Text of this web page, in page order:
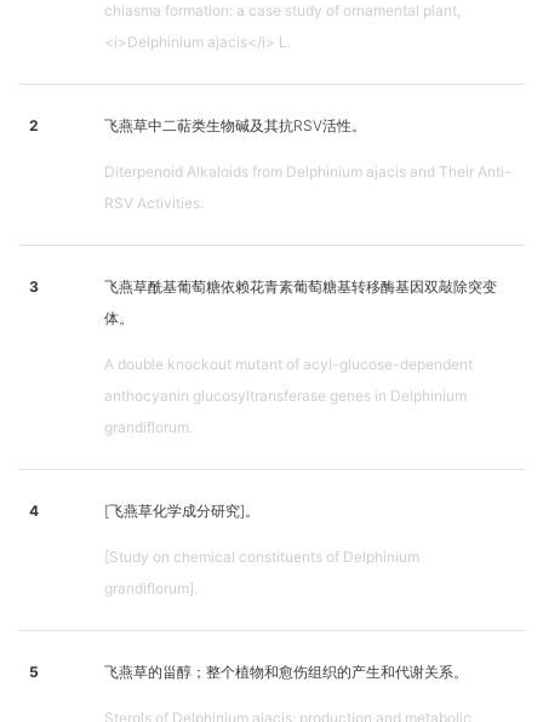
chiasma formation: a case study of ornamental plant,
<i>Delphinium ajacis</i> L.
2 飞燕草中二萜类生物碱及其抗RSV活性。
Diterpenoid Alkaloids from Delphinium ajacis and Their Anti-
RSV Activities.
3
飞燕草酰基葡萄糖依赖花青素葡萄糖基转移酶基因双敲除突变
体。
A double knockout mutant of acyl-glucose-dependent
anthocyanin glucosyltransferase genes in Delphinium
grandiflorum.
4 [飞燕草化学成分研究]。
[Study on chemical constituents of Delphinium
grandiflorum].
5 飞燕草的甾醇；整个植物和愈伤组织的产生和代谢关系。
Sterols of Delphinium ajacis; production and metabolic